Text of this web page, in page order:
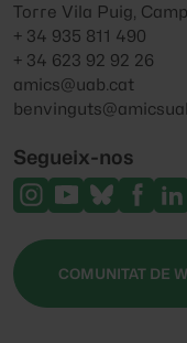
Torre Vila Puig,
+ 34 935 811 490
+ 34 623 92 92 26
amics@uab.cat
Segueix-nos
COMUNITAT DE